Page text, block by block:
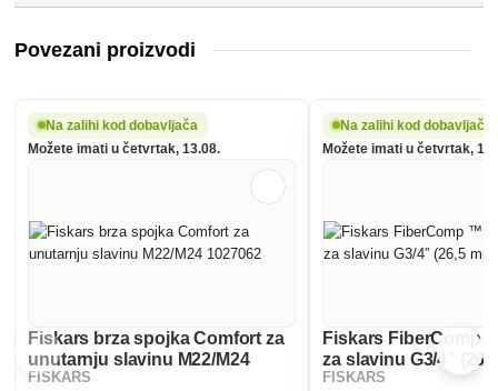
Povezani proizvodi
Na zalihi kod dobavljača
Možete imati u četvrtak, 13.08.
Fiskars brza spojka Comfort za
unutarnju slavinu M22/M24
1027062
FISKARS
Na zalihi kod dobavljača
Možete imati u četvrtak,
Fiskars FiberComp
za slavinu G3/4”
1027054
FISKARS